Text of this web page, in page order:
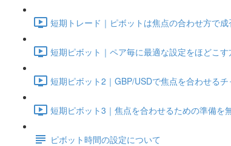
短期トレード｜ピボットは焦点の合わせ方で
短期ピボット｜ペア毎に最適な設定をほどこ
短期ピボット2｜GBP/USDで焦点を合わせる
短期ピボット3｜焦点を合わせるための準備を
ピボット時間の設定について